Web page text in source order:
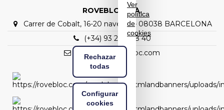
ROVEBLOC S.A.
Carrer de Cobalt, 16-20 nave C1 – 08038 BARCELONA
(+34) 93 298 88 40
rovebloc@rovebloc.com
Ver
política
de
cookies
Rechazar
todas
Configurar
cookies